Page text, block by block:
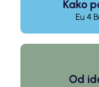
Kako
Eu 4
Od